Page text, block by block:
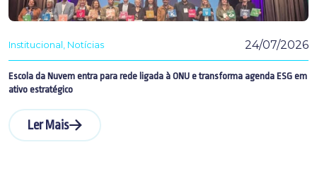
Institucional Notícias 24/07/2026
Escola da Nuvem entra para rede ligada à ONU e transforma agenda ESG em
ativo estratégico
Ler Mais